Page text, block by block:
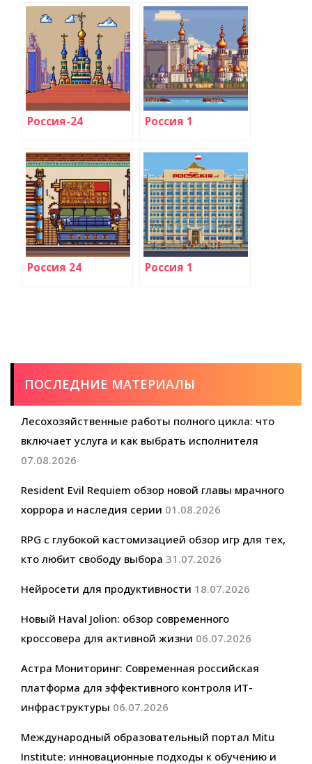
Россия-24 Россия 1
Россия 24 Россия 1
ПОСЛЕДНИЕ МАТЕРИАЛЫ
Лесохозяйственные работы полного цикла: что
включает услуга и как выбрать исполнителя
07.08.2026
Resident Evil Requiem обзор новой главы мрачного
хоррора и наследия серии 01.08.2026
RPG с глубокой кастомизацией обзор игр для тех,
кто любит свободу выбора 31.07.2026
Нейросети для продуктивности 18.07.2026
Новый Haval Jolion: обзор современного
кроссовера для активной жизни 06.07.2026
Астра Мониторинг: Современная российская
платформа для эффективного контроля ИТ-
инфраструктуры 06.07.2026
Международный образовательный портал Mitu
Institute: инновационные подходы к обучению и